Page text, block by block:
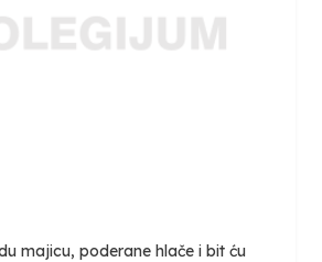
majicu, poderane hlače i bit ću